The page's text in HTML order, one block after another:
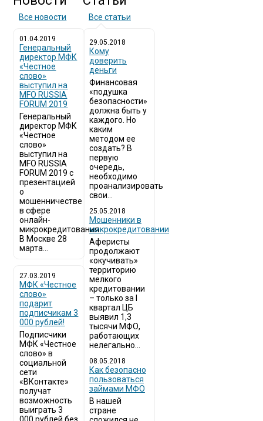
Все новости
01.04.2019
Генеральный
директор МФК
«Честное
слово»
выступил на
MFO RUSSIA
FORUM 2019
Генеральный
директор МФК
«Честное
слово»
выступил на
MFO RUSSIA
FORUM 2019 с
презентацией
о
мошенничестве
в сфере
онлайн-
микрокредитования
В Москве 28
марта...
27.03.2019
МФК «Честное
слово»
подарит
подписчикам 3
000 рублей!
Подписчики
МФК «Честное
слово» в
социальной
сети
«ВКонтакте»
получат
возможность
выиграть 3
Все статьи
29.05.2018
Кому
доверить
деньги
Финансовая
«подушка
безопасности»
должна быть у
каждого. Но
каким
методом ее
создать? В
первую
очередь,
необходимо
проанализировать
свои...
25.05.2018
Мошенники в
микрокредитовании
Аферисты
продолжают
«окучивать»
территорию
мелкого
кредитовании
– только за I
квартал ЦБ
выявил 1,3
тысячи МФО,
работающих
нелегально...
08.05.2018
Как безопасно
пользоваться
займами МФО
В нашей
стране